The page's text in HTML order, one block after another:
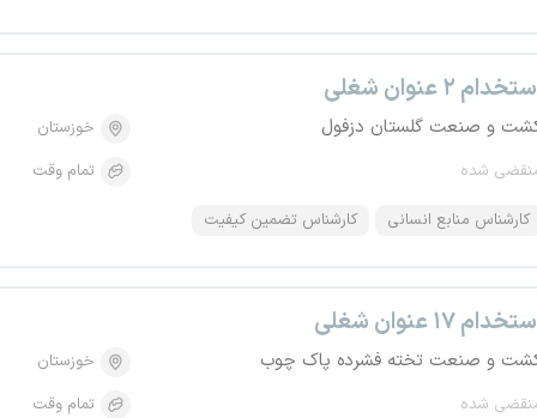
۲ عنوان شغلی
و صنعت گلستان دزفول
شده
خوزستان
تمام وقت
کارشناس منابع انسانی کارشناس تضمین کیفیت
۱۷ عنوان شغلی
و صنعت تخته فشرده پاک چوب
شده
خوزستان
تمام وقت